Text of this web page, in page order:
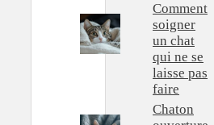
Comment
soigner
un chat
qui ne se
laisse pas
faire
Chaton